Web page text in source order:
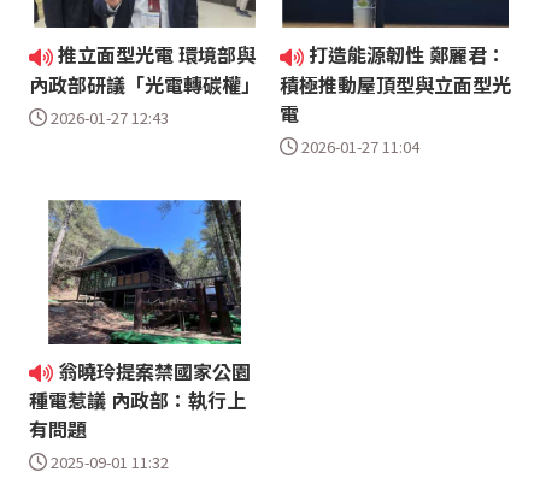
推立面型光電 環境部與
內政部研議「光電轉碳權」
2026-01-27 12:43
打造能源韌性 鄭麗君：
積極推動屋頂型與立面型光
電
2026-01-27 11:04
翁曉玲提案禁國家公園
種電惹議 內政部：執行上
有問題
2025-09-01 11:32